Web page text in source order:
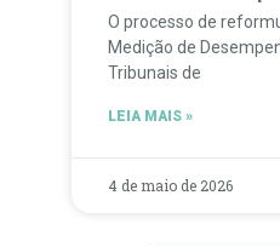
O processo de
Medição de
Tribunais de
LEIA MAIS »
4 de maio de 2026